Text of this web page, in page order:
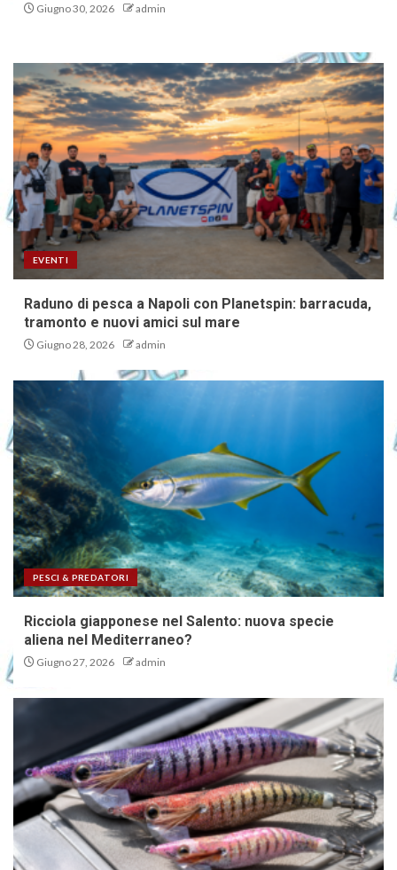
Giugno 30, 2026 admin
EVENTI
Raduno di pesca a Napoli con Planetspin: barracuda,
tramonto e nuovi amici sul mare
Giugno 28, 2026 admin
PESCI & PREDATORI
Ricciola giapponese nel Salento: nuova specie
aliena nel Mediterraneo?
Giugno 27, 2026 admin